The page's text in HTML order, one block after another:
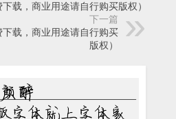
载，商业用途请自行购买版权）
下一篇
下载，商业用途请自行购买
版权）